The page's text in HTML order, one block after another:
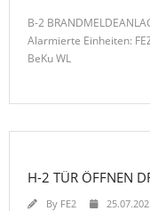
B-2
Alarmierte Einheiten:
BeKu WL
H-2 TÜR ÖFFNEN
By FE2